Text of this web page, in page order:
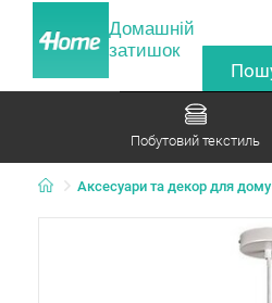
Домашній
затишок
Побутовий текстиль
Аксесуари та декор для дому